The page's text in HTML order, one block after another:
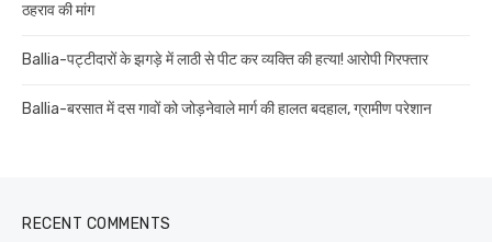
ठहराव की मांग
Ballia-पट्टीदारों के झगड़े में लाठी से पीट कर व्यक्ति की हत्या! आरोपी गिरफ्तार
Ballia-बरसात में दस गावों को जोड़नेवाले मार्ग की हालत बदहाल, ग्रामीण परेशान
RECENT COMMENTS